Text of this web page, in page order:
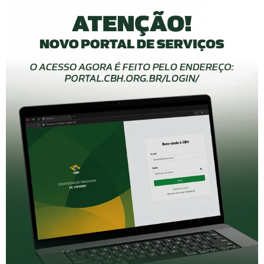
ADESTRAMENTO HIPISMO COMPLETO
PARADESTRAMENTO SALTO VOLTEIO
Aachen 2026: Anos de preparação. Momentos